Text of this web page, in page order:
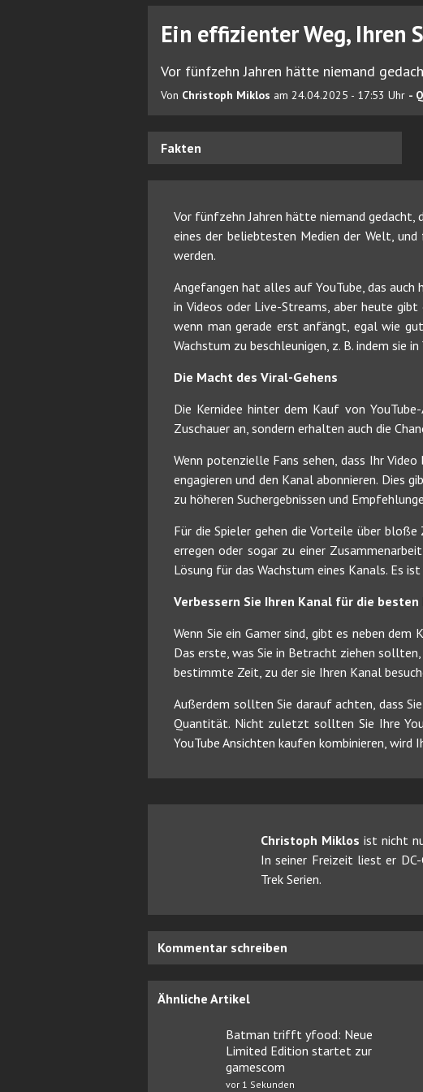
Ein effizienter Weg, Ihren
Vor fünfzehn Jahren hätte niemand
Von Christoph Miklos am 24.04.2025 - 17:53 Uhr -
Fakten
Vor fünfzehn Jahren hätte niemand
eines der beliebtesten Medien der Welt,
werden.
Angefangen hat alles auf YouTube, das
in Videos oder Live-Streams, aber heute
wenn man gerade erst anfängt, egal wie
Wachstum zu beschleunigen, z. B. indem sie
Die Macht des Viral-Gehens
Die Kernidee hinter dem Kauf von
Zuschauer an, sondern erhalten auch die
Wenn potenzielle Fans sehen, dass Ihr
engagieren und den Kanal abonnieren. Dies
zu höheren Suchergebnissen und
Für die Spieler gehen die Vorteile über
erregen oder sogar zu einer
Lösung für das Wachstum eines Kanals. Es
Verbessern Sie Ihren Kanal für die besten
Wenn Sie ein Gamer sind, gibt es neben
Das erste, was Sie in Betracht ziehen
bestimmte Zeit, zu der sie Ihren Kanal
Außerdem sollten Sie darauf achten, dass
Quantität. Nicht zuletzt sollten Sie Ihre
YouTube Ansichten kaufen kombinieren, wird
Christoph Miklos ist nicht
In seiner Freizeit liest er
Trek Serien.
Kommentar schreiben
Ähnliche Artikel
Batman trifft yfood: Neue
Limited Edition startet zur
gamescom
vor 1 Sekunden